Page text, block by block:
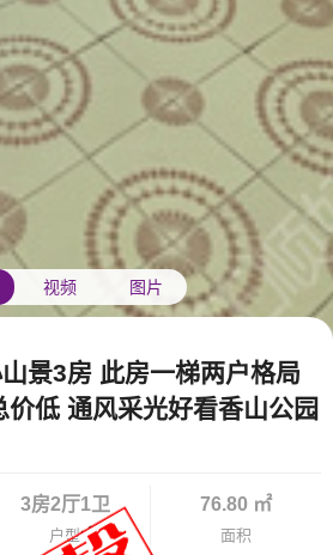
视频 图片
景3房 此房一梯两户格局
低 通风采光好看香山公园
3房2厅1卫
户型
76.80 ㎡
面积